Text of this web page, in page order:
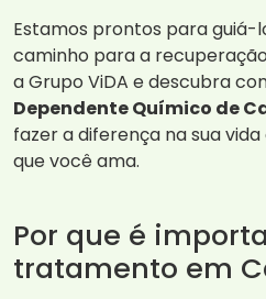
Estamos prontos para guiá-
caminho para a
a Grupo ViDA e descubra
Dependente Químico de
fazer a diferença na sua
que você ama.
Por que é
tratamento em